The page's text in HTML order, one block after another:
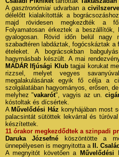
Agasztronómiai udvarban a
délelőtt kialakították a
majd rövidesen megkezdték a
Folyamatosan érkeztek a
gyalogosan. Rövid időn belül
szabadtéren labdáztak, fogócskáztak
ételeket. A bográcsokban
hagymásbab készült. A mai
MADÁR Ifjúsági Klubtagjai korukat
rizzsel, melyet vegyes
megalakulásának egyik fő célja a
szolgálatában hagyományos, erősen,
melyhez "vakarót", vagyis az un.
kóstoltak és dícsértek.
A Művelődési Ház konyhájában most
palacsintát sütöttek lekvárral és
készítettek.
11 órakor megkezdődtek a szinpadi
Daruka Józsefné köszöntötte a
ünnepélyesen is megnyitotta a
II.
A megnyitót követően a Művelődési